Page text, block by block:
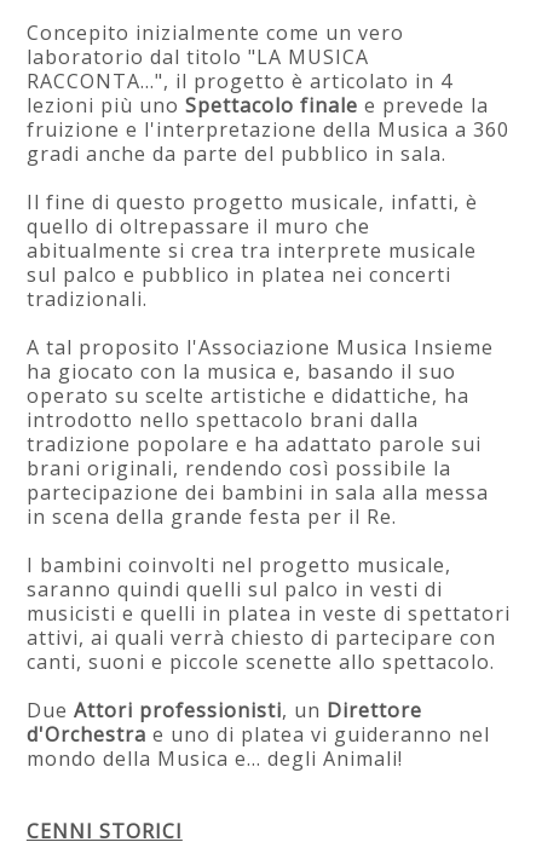
Concepito inizialmente come un vero
laboratorio dal titolo "LA MUSICA
RACCONTA...", il progetto è articolato in 4
lezioni più uno Spettacolo finale e prevede la
fruizione e l'interpretazione della Musica a 360
gradi anche da parte del pubblico in sala.
Il fine di questo progetto musicale, infatti, è
quello di oltrepassare il muro che
abitualmente si crea tra interprete musicale
sul palco e pubblico in platea nei concerti
tradizionali.
A tal proposito l'Associazione Musica Insieme
ha giocato con la musica e, basando il suo
operato su scelte artistiche e didattiche, ha
introdotto nello spettacolo brani dalla
tradizione popolare e ha adattato parole sui
brani originali, rendendo così possibile la
partecipazione dei bambini in sala alla messa
in scena della grande festa per il Re.
I bambini coinvolti nel progetto musicale,
saranno quindi quelli sul palco in vesti di
musicisti e quelli in platea in veste di spettatori
attivi, ai quali verrà chiesto di partecipare con
canti, suoni e piccole scenette allo spettacolo.
Due Attori professionisti, un Direttore
d'Orchestra e uno di platea vi guideranno nel
mondo della Musica e... degli Animali!
CENNI STORICI